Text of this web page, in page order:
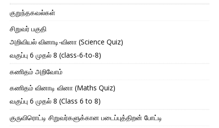
குறுந்தகவல்கள்
சிறுவர் பகுதி
அறிவியல் வினாடி-வினா (Science Quiz)
வகுப்பு 6 முதல் 8 (class-6-to-8)
கணிதம் அறிவோம்
கணிதம் வினாடி வினா (Maths Quiz)
வகுப்பு 6 முதல் 8 (Class 6 to 8)
குருவிரொட்டி சிறுவர்களுக்கான படைப்புத்திறன் போட்டி